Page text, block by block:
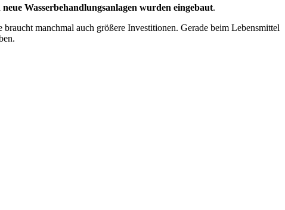
Wasserbehandlungsanlagen wurden eingebaut.
manchmal auch größere Investitionen. Gerade beim Lebensmittel